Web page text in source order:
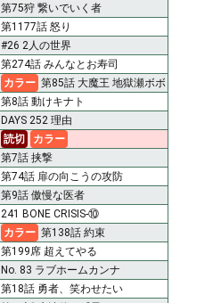
第75狩 繋いでいく者
第1177話 怒り
#26 2人の世界
第274話 みんなとお寿司
カラー 第85話 大魔王 地獄瀬ボボ
第8話 動けキナト
DAYS 252 理由
読切
カラー
第7話 挟撃
第74話 扉の向こうの攻防
第9話 傲慢な医者
241 BONE CRISIS-⑩
カラー 第138話 約束
第199席 超えてやる
No. 83 ラブホームカンナ
第18話 勇者、笑わせたい